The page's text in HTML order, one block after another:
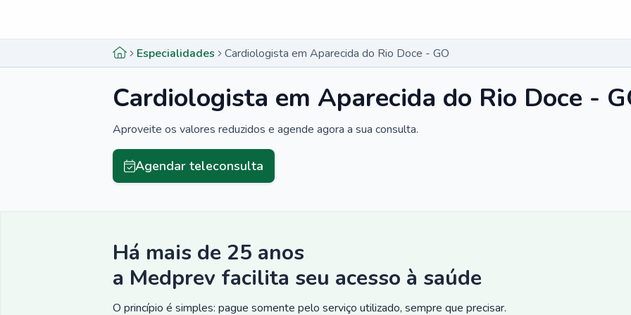
Especialidades Cardiologista em Aparecida do Rio Doce - GO
Cardiologista em Aparecida do Rio Doce -
Aproveite os valores reduzidos e agende agora a sua consulta.
Agendar teleconsulta
Há mais de 25 anos
a Medprev facilita seu acesso à saúde
O princípio é simples: pague somente pelo serviço utilizado, sempre que precisar.